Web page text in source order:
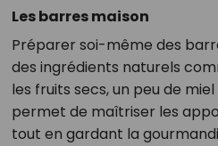
Les barres maison
Préparer soi-même des
des ingrédients naturels
les fruits secs, un peu de
permet de maîtriser les
tout en gardant la